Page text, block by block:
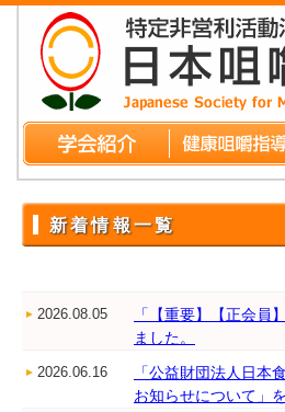
新着情報一覧
2026.08.05
「【重要】【正会員
ました。
2026.06.16
「公益財団法人日
お知らせについて」